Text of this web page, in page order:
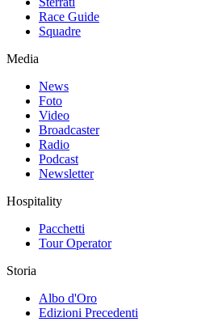
Race Guide
Squadre
Media
News
Foto
Video
Broadcaster
Radio
Podcast
Newsletter
Hospitality
Pacchetti
Tour Operator
Storia
Albo d'Oro
Edizioni Precedenti